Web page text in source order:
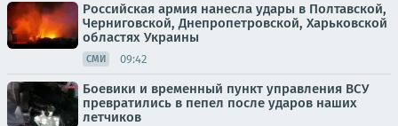
Российская армия нанесла удары в Полтавской,
Черниговской, Днепропетровской, Харьковской
областях Украины
СМИ 09:42
Боевики и временный пункт управления ВСУ
превратились в пепел после ударов наших
летчиков